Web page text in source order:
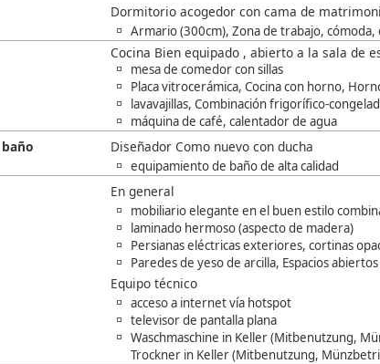
Dormitorio acogedor con cama de
Armario (300cm), Zona de trabajo, cómoda,
Cocina Bien equipado , abierto a la sala de
mesa de comedor con sillas
Placa vitrocerámica, Cocina con horno,
lavavajillas, Combinación frigorífico-
máquina de café, calentador de agua
Diseñador Como nuevo con ducha
equipamiento de baño de alta calidad
En general
mobiliario elegante en el buen estilo
laminado hermoso (aspecto de madera)
Persianas eléctricas exteriores, cortinas
Paredes de yeso de arcilla, Espacios
Equipo técnico
acceso a internet vía hotspot
televisor de pantalla plana
Waschmaschine in Keller (Mitbenutzung,
Trockner in Keller (Mitbenutzung,